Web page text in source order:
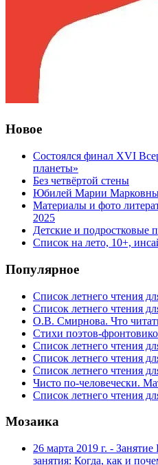
Новое
Состоялся финал XVI
планеты»
Без четвёртой стены
Юбилей Марии Марковны
Материалы и фото
2025
Детские и подростковые
Список на лето, 10+,
Популярное
Список летнего чтения
Список летнего чтения
О.В. Смирнова. Что
Стихи поэтов-
Список летнего чтения
Список летнего чтения
Список летнего чтения
Чисто по-человечески.
Список летнего чтения
Мозаика
26 марта 2019 г. -
занятия: Когда, как и